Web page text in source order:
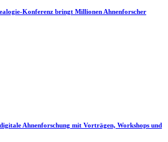
Konferenz bringt Millionen Ahnenforscher
Ahnenforschung mit Vorträgen, Workshops und